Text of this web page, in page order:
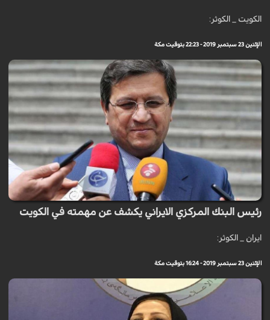
الكويت _ الكوثر:
الإثنين 23 سبتمبر 2019 - 22:23 بتوقيت مكة
رئيس البنك المركزي الايراني يكشف عن مهمته في الكويت
ايران _ الكوثر:
الإثنين 23 سبتمبر 2019 - 16:24 بتوقيت مكة